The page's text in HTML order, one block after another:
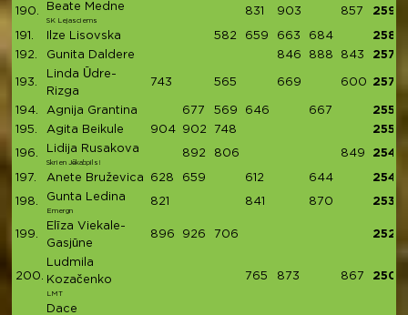
190. Beate Medne
SK Lejasciems
831 903 857 2591
191. Ilze Lisovska 582 659 663 684
2588
192.
Gunita Daldere 846 888 843 2577
193.
Linda Ūdre-
Rizga
743 565 669 600 2577
194. Agnija Grantina 677 569 646 667
2559
195.
Agita Beikule 904 902 748 2554
196. Lidija Rusakova
Skrien Jēkabpils!
892 806 849 2547
197. Anete Bruževica 628 659 612 644 2543
198. Gunta Ledina
Emergn
821 841 870 2532
199.
Elīza Viekale-
Gasjūne
896 926 706 2528
200.
Ludmila
Kozačenko
LMT
765 873 867 2505
Dace